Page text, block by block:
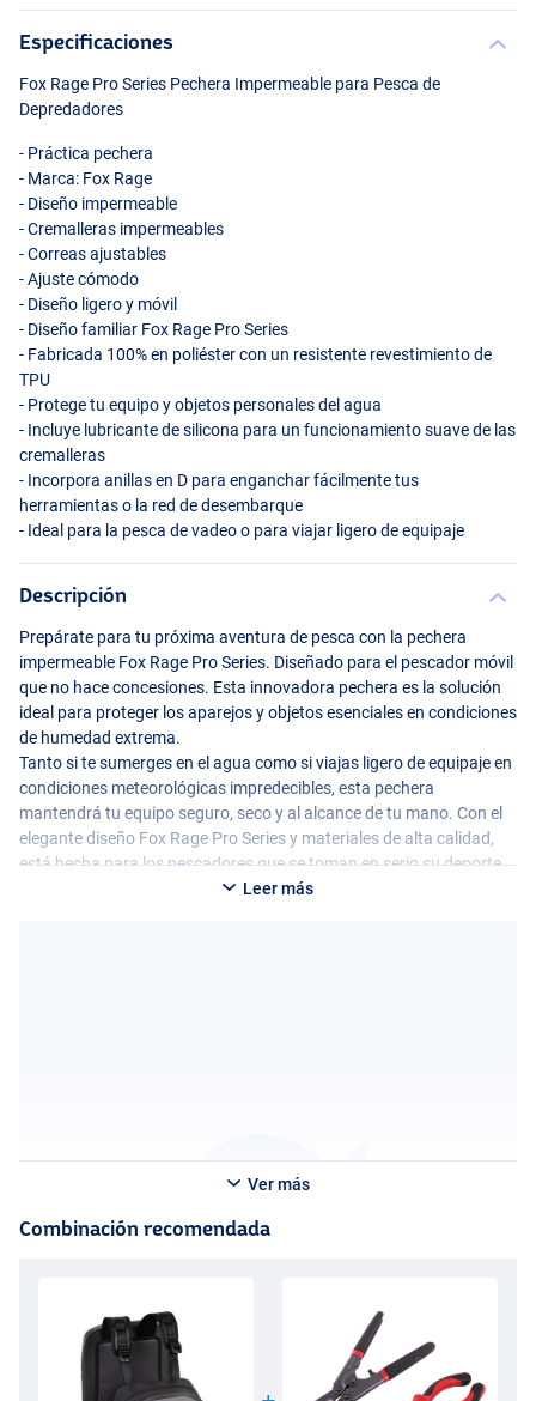
Especificaciones
Fox Rage Pro Series Pechera Impermeable para Pesca de
Depredadores
- Práctica pechera
- Marca: Fox Rage
- Diseño impermeable
- Cremalleras impermeables
- Correas ajustables
- Ajuste cómodo
- Diseño ligero y móvil
- Diseño familiar Fox Rage Pro Series
- Fabricada 100% en poliéster con un resistente revestimiento de
TPU
- Protege tu equipo y objetos personales del agua
- Incluye lubricante de silicona para un funcionamiento suave de las
cremalleras
- Incorpora anillas en D para enganchar fácilmente tus
herramientas o la red de desembarque
- Ideal para la pesca de vadeo o para viajar ligero de equipaje
Descripción
Prepárate para tu próxima aventura de pesca con la pechera
impermeable Fox Rage Pro Series. Diseñado para el pescador móvil
que no hace concesiones. Esta innovadora pechera es la solución
ideal para proteger los aparejos y objetos esenciales en condiciones
de humedad extrema.
Tanto si te sumerges en el agua como si viajas ligero de equipaje en
condiciones meteorológicas impredecibles, esta pechera
mantendrá tu equipo seguro, seco y al alcance de tu mano. Con el
elegante diseño Fox Rage Pro Series y materiales de alta calidad,
está hecha para los pescadores que se toman en serio su deporte.
Prepárate para enfrentarte a cualquier clima.
Leer más
Ver más
Combinación recomendada